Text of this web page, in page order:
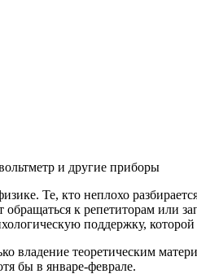
Те, кто неплохо
к репетиторам или
поддержку, которой
владение теоретическим
бы в январе-феврале.